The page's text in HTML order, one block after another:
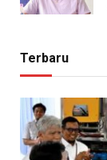
Terbaru